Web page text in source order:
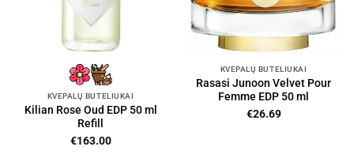
KVEPALŲ BUTELIUKAI
Kilian Rose Oud EDP 50 ml
Refill
€163.00
KVEPALŲ BUTELIUKAI
Rasasi Junoon Velvet Pour
Femme EDP 50 ml
€26.69